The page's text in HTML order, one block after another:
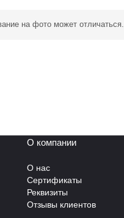
на фото может отличаться.
О компании
О нас
Сертификаты
Реквизиты
Отзывы клиентов